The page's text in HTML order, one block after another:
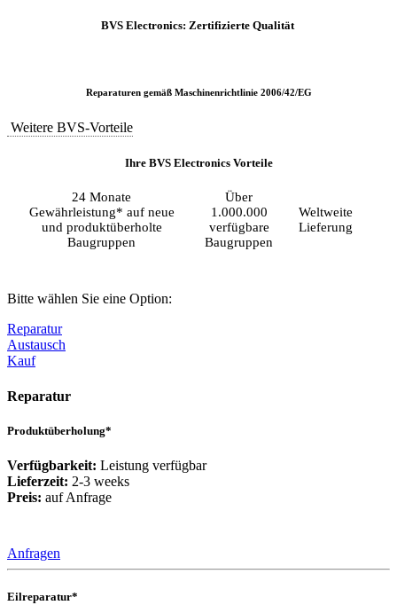
BVS Electronics: Zertifizierte Qualität
Reparaturen gemäß Maschinenrichtlinie 2006/42/EG
Weitere BVS-Vorteile
Ihre BVS Electronics Vorteile
24 Monate
Gewährleistung* auf neue
und produktüberholte
Baugruppen
Über
1.000.000
verfügbare
Baugruppen
Weltweite
Lieferung
Bitte wählen Sie eine Option:
Reparatur
Austausch
Kauf
Reparatur
Produktüberholung*
Verfügbarkeit: Leistung verfügbar
Lieferzeit: 2-3 weeks
Preis: auf Anfrage
Anfragen
Eilreparatur*